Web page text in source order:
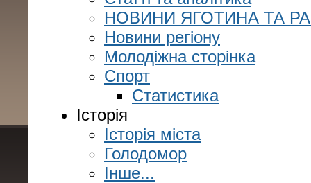
НОВИНИ ЯГОТИНА ТА
Новини регіону
Молодіжна сторінка
Спорт
Статистика
Історія
Історія міста
Голодомор
Інше...